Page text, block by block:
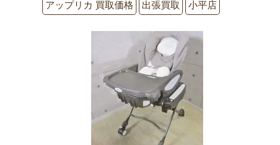
アップリカ 買取価格
出張買取 小平店